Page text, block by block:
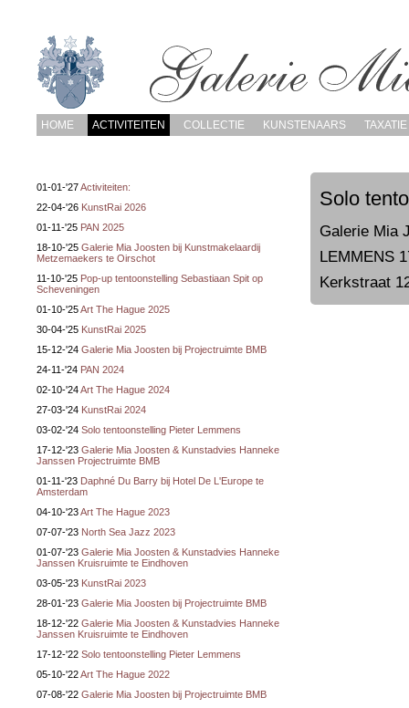
HOME ACTIVITEITEN COLLECTIE KUNSTENAARS TAXATIE
01-01-'27Activiteiten:
22-04-'26 KunstRai 2026
01-11-'25 PAN 2025
18-10-'25 Galerie Mia Joosten bij Kunstmakelaardij
Metzemaekers te Oirschot
11-10-'25 Pop-up tentoonstelling Sebastiaan Spit op
Scheveningen
01-10-'25Art The Hague 2025
30-04-'25 KunstRai 2025
15-12-'24 Galerie Mia Joosten bij Projectruimte BMB
24-11-'24 PAN 2024
02-10-'24Art The Hague 2024
27-03-'24 KunstRai 2024
03-02-'24 Solo tentoonstelling Pieter Lemmens
17-12-'23 Galerie Mia Joosten & Kunstadvies Hanneke
Janssen Projectruimte BMB
01-11-'23 Daphné Du Barry bij Hotel De L'Europe te
Amsterdam
04-10-'23Art The Hague 2023
07-07-'23 North Sea Jazz 2023
01-07-'23 Galerie Mia Joosten & Kunstadvies Hanneke
Janssen Kruisruimte te Eindhoven
03-05-'23 KunstRai 2023
28-01-'23 Galerie Mia Joosten bij Projectruimte BMB
18-12-'22 Galerie Mia Joosten & Kunstadvies Hanneke
Janssen Kruisruimte te Eindhoven
17-12-'22 Solo tentoonstelling Pieter Lemmens
05-10-'22Art The Hague 2022
07-08-'22 Galerie Mia Joosten bij Projectruimte BMB
Solo
Galerie Mia
LEMMENS
Kerkstraat